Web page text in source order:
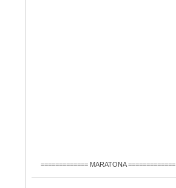
============= MARATONA =============